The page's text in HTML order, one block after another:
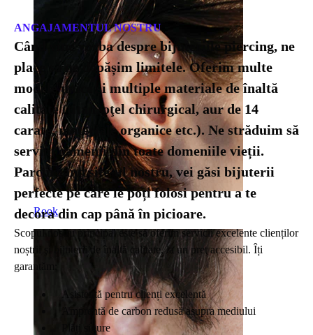
Rook
ANGAJAMENTUL NOSTRU
Când vine vorba despre bijuteriile piercing, ne
place să ne depășim limitele. Oferim multe
modele unice şi multiple materiale de înaltă
calitate (titan, oţel chirurgical, aur de 14
carate, materiale organice etc.). Ne străduim să
servim oamenii din toate domeniile vieții.
Parcurgând site-ul nostru, vei găsi bijuterii
perfecte pe care le poți folosi pentru a te
decora din cap până în picioare.
Scopul nostru principal este să oferim servicii excelente clienților
noștrii şi bijuterii de înaltă calitate, la un preţ accesibil. Îți
garantăm:
Asistență pentru clienți excelentă
Amprentă de carbon redusă asupra mediului
Plăți sigure